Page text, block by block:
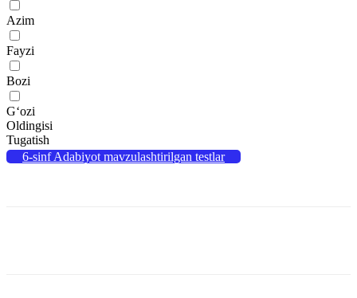
Azim
Fayzi
Bozi
G‘ozi
Oldingisi
Tugatish
6-sinf Adabiyot mavzulashtirilgan testlar